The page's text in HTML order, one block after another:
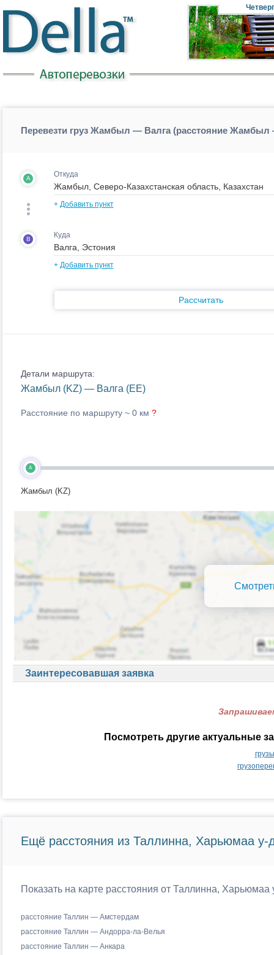
Четверг
Перевезти груз Жамбыл — Валга (расстояние Жамбыл
A Откуда
+ Добавить пункт
B Куда
+ Добавить пункт
Рассчитать
Детали маршрута:
Жамбыл (KZ) — Валга (EE)
Расстояние по маршруту ~ 0 км ?
A
Жамбыл (KZ)
Заинтересовавшая заявка
Посмотреть другие актуальные
Ещё расстояния из Таллинна, Харьюмаа у-
Показать на карте расстояния от Таллинна,
расстояние Таллин — Амстердам
расстояние Таллин — Андорра-ла-Велья
расстояние Таллин — Анкара